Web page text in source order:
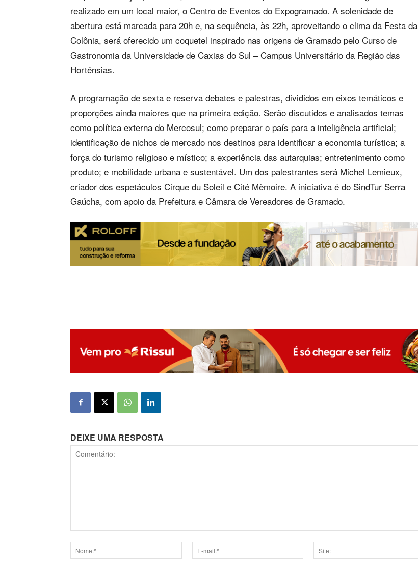
realizado em um local maior, o Centro de Eventos do Expogramado. A solenidade de
abertura está marcada para 20h e, na sequência, às 22h, aproveitando o clima da Festa da
Colônia, será oferecido um coquetel inspirado nas origens de Gramado pelo Curso de
Gastronomia da Universidade de Caxias do Sul – Campus Universitário da Região das
Hortênsias.
A programação de sexta e reserva debates e palestras, divididos em eixos temáticos e
proporções ainda maiores que na primeira edição. Serão discutidos e analisados temas
como política externa do Mercosul; como preparar o país para a inteligência artificial;
identificação de nichos de mercado nos destinos para identificar a economia turística; a
força do turismo religioso e místico; a experiência das autarquias; entretenimento como
produto; e mobilidade urbana e sustentável. Um dos palestrantes será Michel Lemieux,
criador dos espetáculos Cirque du Soleil e Cité Mèmoire. A iniciativa é do SindTur Serra
Gaúcha, com apoio da Prefeitura e Câmara de Vereadores de Gramado.
DEIXE UMA RESPOSTA